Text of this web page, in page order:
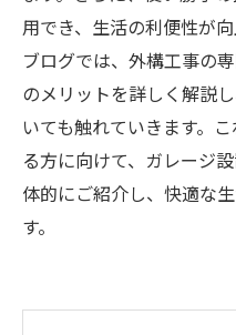
用でき、生活の利便性が
ブログでは、外構工事の
のメリットを詳しく解説
いても触れていきます。
る方に向けて、ガレージ
体的にご紹介し、快適な
す。